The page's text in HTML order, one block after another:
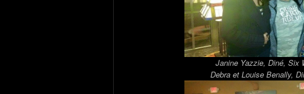
Janine Yazzie, Diné, Six
Debra et Louise Benally,